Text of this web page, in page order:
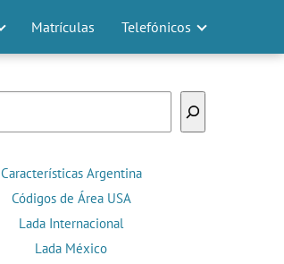
Matrículas Telefónicos
Características Argentina
Códigos de Área USA
Lada Internacional
Lada México